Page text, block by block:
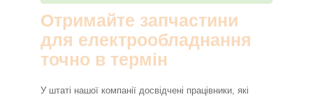
Отримайте запчастини
для електрообладнання
точно в термін
У штаті нашої компанії досвідчені працівники, які